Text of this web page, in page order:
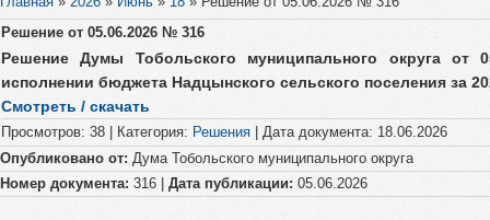
Решение от 05.06.2026 № 316
Решение Думы Тобольского муниципального округа
исполнении бюджета Надцынского сельского поселения за
Смотреть / скачать
Просмотров: 38 Категория: Решения Дата документа: 18.06.2026
Опубликовано от: Дума Тобольского муниципального округа
Номер документа: 316 | Дата публикации: 05.06.2026